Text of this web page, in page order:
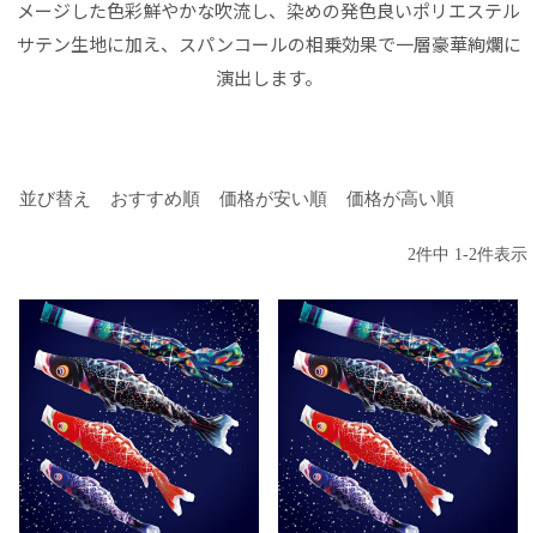
メージした色彩鮮やかな吹流し、染めの発色良いポリエステル
サテン生地に加え、スパンコールの相乗効果で一層豪華絢爛に
演出します。
並び替え おすすめ順 価格が安い順 価格が高い順
2件中 1-2件表示